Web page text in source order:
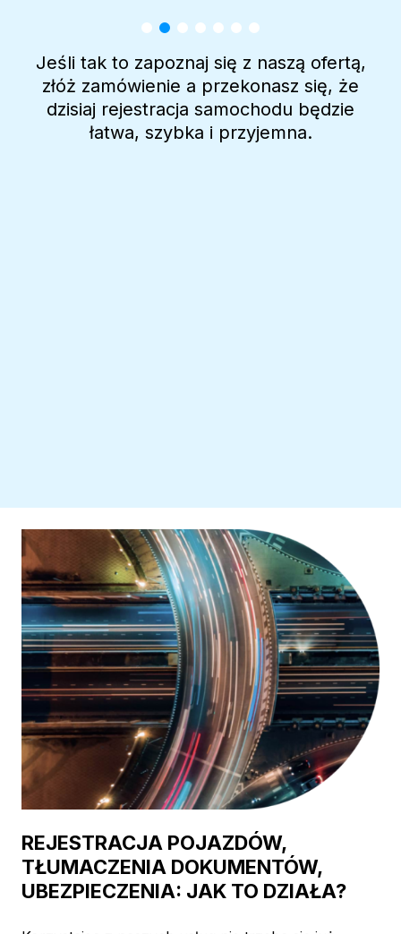
Jeśli tak to zapoznaj się z naszą ofertą,
złóż zamówienie a przekonasz się, że
dzisiaj rejestracja samochodu będzie
łatwa, szybka i przyjemna.
REJESTRACJA POJAZDÓW,
TŁUMACZENIA DOKUMENTÓW,
UBEZPIECZENIA: JAK TO DZIAŁA?